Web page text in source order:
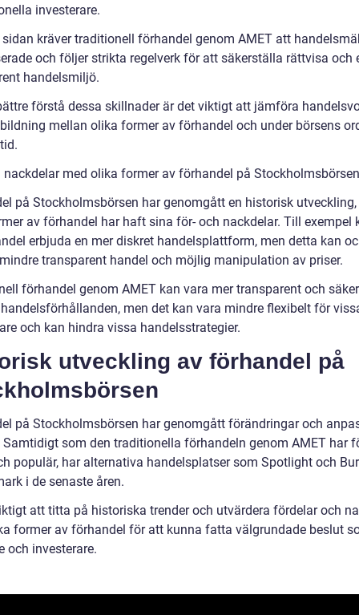
investerare.
kräver traditionell förhandel genom AMET att
och följer strikta regelverk för att säkerställa rättvisa och
handelsmiljö.
förstå dessa skillnader är det viktigt att jämföra
mellan olika former av förhandel och under börsens
nackdelar med olika former av förhandel på Stockholmsbörsen
på Stockholmsbörsen har genomgått en historisk
av förhandel har haft sina för- och nackdelar. Till exempel
erbjuda en mer diskret handelsplattform, men detta kan
transparent handel och möjlig manipulation av priser.
förhandel genom AMET kan vara mer transparent och
men det kan vara mindre flexibelt för
och kan hindra vissa handelsstrategier.
utveckling av förhandel på
på Stockholmsbörsen har genomgått förändringar och
Samtidigt som den traditionella förhandeln genom AMET har
populär, har alternativa handelsplatser som Spotlight och
i de senaste åren.
att titta på historiska trender och utvärdera fördelar och
former av förhandel för att kunna fatta välgrundade beslut
och investerare.